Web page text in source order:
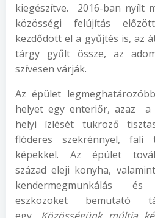
kiegészítve. 2016-ban nyílt
közösségi felújítás
kezdődött el a gyűjtés is, az
tárgy gyűlt össze, az
szívesen várják.
Az épület
helyet egy enteriőr, azaz a
helyi ízlését tükröző
flóderes szekrénnyel, fali
képekkel. Az épület
század eleji konyha,
kendermegmunkálás
eszközöket bemutató